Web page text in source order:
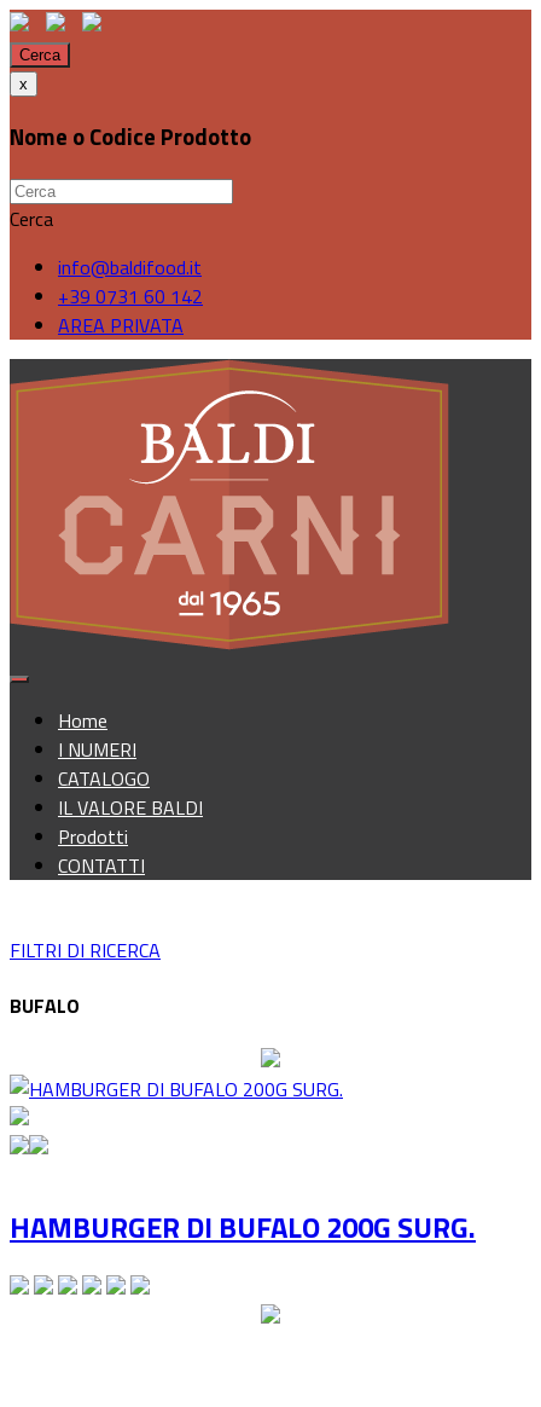
Cerca
x
Nome o Codice Prodotto
Cerca
info@baldifood.it
+39 0731 60 142
AREA PRIVATA
Home
I NUMERI
CATALOGO
IL VALORE BALDI
Prodotti
CONTATTI
FILTRI DI RICERCA
BUFALO
HAMBURGER DI BUFALO 200G SURG.